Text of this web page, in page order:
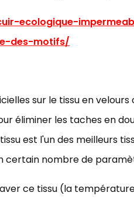
ecologique-
des-motifs/
sur le tissu en velours
éliminer les taches en
est l'un des meilleurs
certain nombre de
ce tissu (la